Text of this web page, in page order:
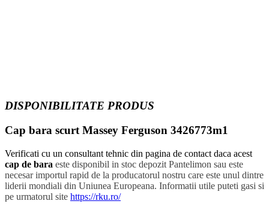
DISPONIBILITATE PRODUS
Cap bara scurt Massey Ferguson 3426773m1
Verificati cu un consultant tehnic din pagina de contact daca acest
cap de bara este disponibil in stoc depozit Pantelimon sau este
necesar importul rapid de la producatorul nostru care este unul dintre
liderii mondiali din Uniunea Europeana. Informatii utile puteti gasi si
pe urmatorul site https://rku.ro/